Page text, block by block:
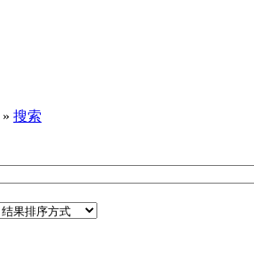
» 搜索